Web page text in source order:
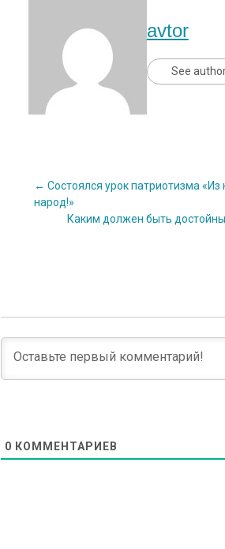
avtor
See
Post
← Состоялся урок патриотизма «Из
народ!»
Каким должен быть
0 КОММЕНТАРИЕВ